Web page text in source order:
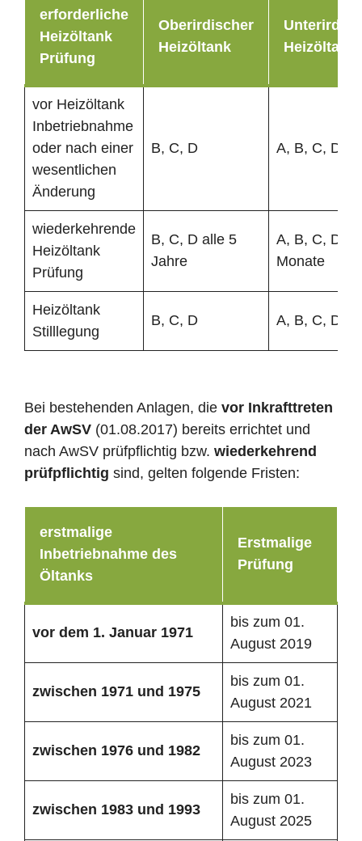
erforderliche
Heizöltank
Prüfung
Oberirdischer
Heizöltank
Heizöltank
vor Heizöltank
Inbetriebnahme
oder nach einer
wesentlichen
Änderung
B, C, D A, B, C, D
wiederkehrende
Heizöltank
Prüfung
B, C, D alle 5
Jahre
A, B, C, D
Monate
Heizöltank
Stilllegung
B, C, D A, B, C, D
Bei bestehenden Anlagen, die vor Inkrafttreten
der AwSV (01.08.2017) bereits errichtet und
nach AwSV prüfpflichtig bzw. wiederkehrend
prüfpflichtig sind, gelten folgende Fristen:
erstmalige
Inbetriebnahme des
Öltanks
Erstmalige
Prüfung
vor dem 1. Januar 1971
bis zum 01.
August 2019
zwischen 1971 und 1975
bis zum 01.
August 2021
zwischen 1976 und 1982
bis zum 01.
August 2023
zwischen 1983 und 1993
bis zum 01.
August 2025